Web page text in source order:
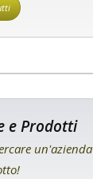
e Prodotti
un'azienda